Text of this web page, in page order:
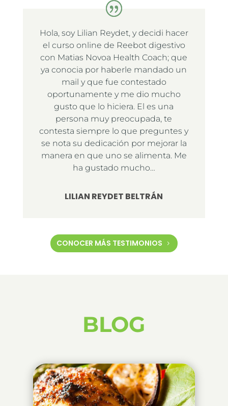
Hola, soy Lilian Reydet, y decidi hacer
el curso online de Reebot digestivo
con Matias Novoa Health Coach; que
ya conocia por haberle mandado un
mail y que fue contestado
oportunamente y me dio mucho
gusto que lo hiciera. El es una
persona muy preocupada, te
contesta siempre lo que preguntes y
se nota su dedicación por mejorar la
manera en que uno se alimenta. Me
ha gustado mucho…
LILIAN REYDET BELTRÁN
CONOCER MÁS TESTIMONIOS
BLOG